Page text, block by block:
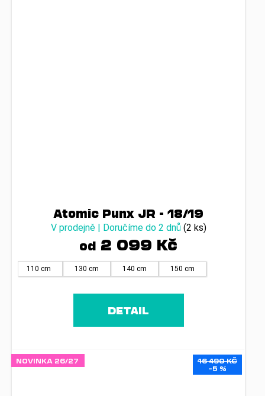
Atomic Punx JR - 18/19
V prodejně | Doručíme do 2 dnů (2 ks)
od 2 099 Kč
110 cm 130 cm 140 cm 150 cm
DETAIL
NOVINKA 26/27
16 490 KČ
–5 %